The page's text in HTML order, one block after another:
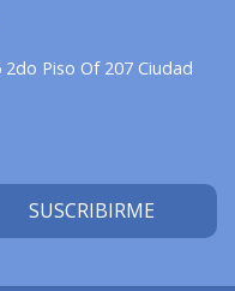
2do Piso Of 207 Ciudad
SUSCRIBIRME